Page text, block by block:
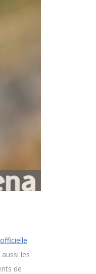
officielle.
les
de